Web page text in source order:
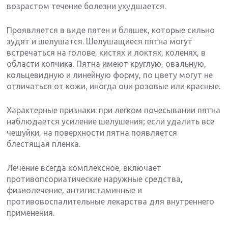
возрастом течение болезни ухудшается.
Проявляется в виде пятен и бляшек, которые сильно
зудят и шелушатся. Шелушащиеся пятна могут
встречаться на голове, кистях и локтях, коленях, в
области копчика. Пятна имеют круглую, овальную,
кольцевидную и линейную форму, по цвету могут не
отличаться от кожи, иногда они розовые или красные.
Характерные признаки: при легком почесывании пятна
наблюдается усиление шелушения; если удалить все
чешуйки, на поверхности пятна появляется
блестящая пленка.
Лечение всегда комплексное, включает
противопсориатические наружные средства,
физиолечение, антигистаминные и
противовоспалительные лекарства для внутреннего
применения.